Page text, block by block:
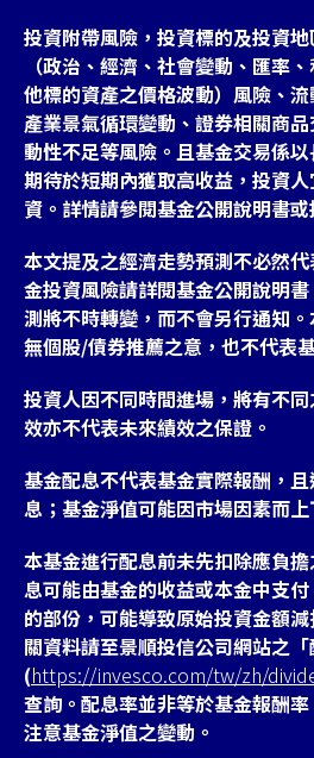
投資附帶風險，投資標的及投資
（政治、經濟、社會變動、匯率
他標的資產之價格波動）風險、
產業景氣循環變動、證券相關商
動性不足等風險。且基金交易係
期待於短期內獲取高收益，投資
資。詳情請參閱基金公開說明書或
本文提及之經濟走勢預測不必然
金投資風險請詳閱基金公開說明
測將不時轉變，而不會另行通知
無個股/債券推薦之意，也不代表
投資人因不同時間進場，將有不
效亦不代表未來績效之保證。
基金配息不代表基金實際報酬，
息；基金淨值可能因市場因素而上
本基金進行配息前未先扣除應負
息可能由基金的收益或本金中支
的部份，可能導致原始投資金額
關資料請至景順投信公司網站之「
(https://invesco.com/tw/zh/
查詢。配息率並非等於基金報酬
注意基金淨值之變動。